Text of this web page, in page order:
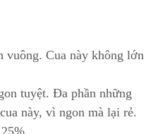
vuông. Cua này không lớn
tuyệt. Đa phần những
này, vì ngon mà lại rẻ.